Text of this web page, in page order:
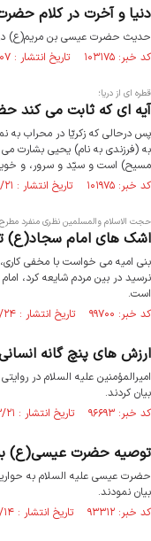
دنیا و آخرت در کلام
حدیث حضرت عیسی بن مریم(ع)
کد خبر: ۱۰۳۱۷۵ تاریخ انتشار : ۱۳۹۷/۱۰/۰۷
قطره ای از دریا؛
آیه ای که ثابت می
پس درحالى كه زكریّا در محراب به
به (فرزندى به نام) یحیى بشارت
مسیح) است و سیّد و سرور، و
کد خبر: ۱۰۱۹۷۵ تاریخ انتشار : ۱۳۹۷/۰۸/۲۱
حجت الاسلام والمسلمین نظری منفرد
اشک های امام سجاد(ع)
بنی امیه می خواست با مخفی
نرسید در بین مردم شایعه
است.
کد خبر: ۹۹۷۰۰ تاریخ انتشار : ۱۳۹۷/۰۶/۲۴
ارزش های پنچ گانه
امیرالمؤمنین علیه السلام در
بیان کردند.
کد خبر: ۹۶۶۹۳ تاریخ انتشار : ۱۳۹۷/۰۳/۲۱
توصیه حضرت عیسی(ع)
حضرت عیسی علیه السلام به
بیان نمودند.
کد خبر: ۹۳۳۱۲ تاریخ انتشار : ۱۳۹۶/۱۰/۱۴